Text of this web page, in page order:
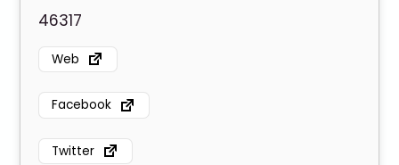
46317
Web
Facebook
Twitter